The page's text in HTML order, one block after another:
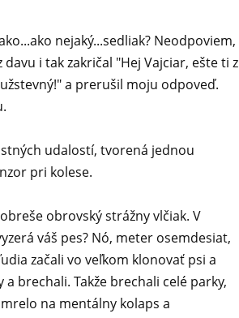
nejaký...sedliak? Neodpoviem,
i tak zakričal "Hej Vajciar, ešte ti z
a prerušil moju odpoveď.
udalostí, tvorená jednou
pri kolese.
obrovský strážny vlčiak. V
váš pes? Nó, meter osemdesiat,
začali vo veľkom klonovať psi a
brechali. Takže brechali celé parky,
na mentálny kolaps a